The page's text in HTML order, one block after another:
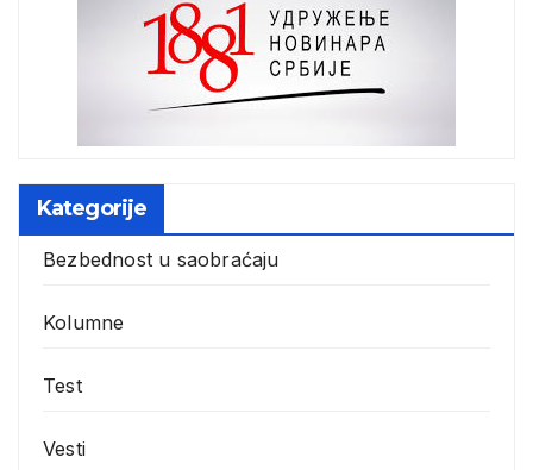
Kategorije
Bezbednost u saobraćaju
Kolumne
Test
Vesti